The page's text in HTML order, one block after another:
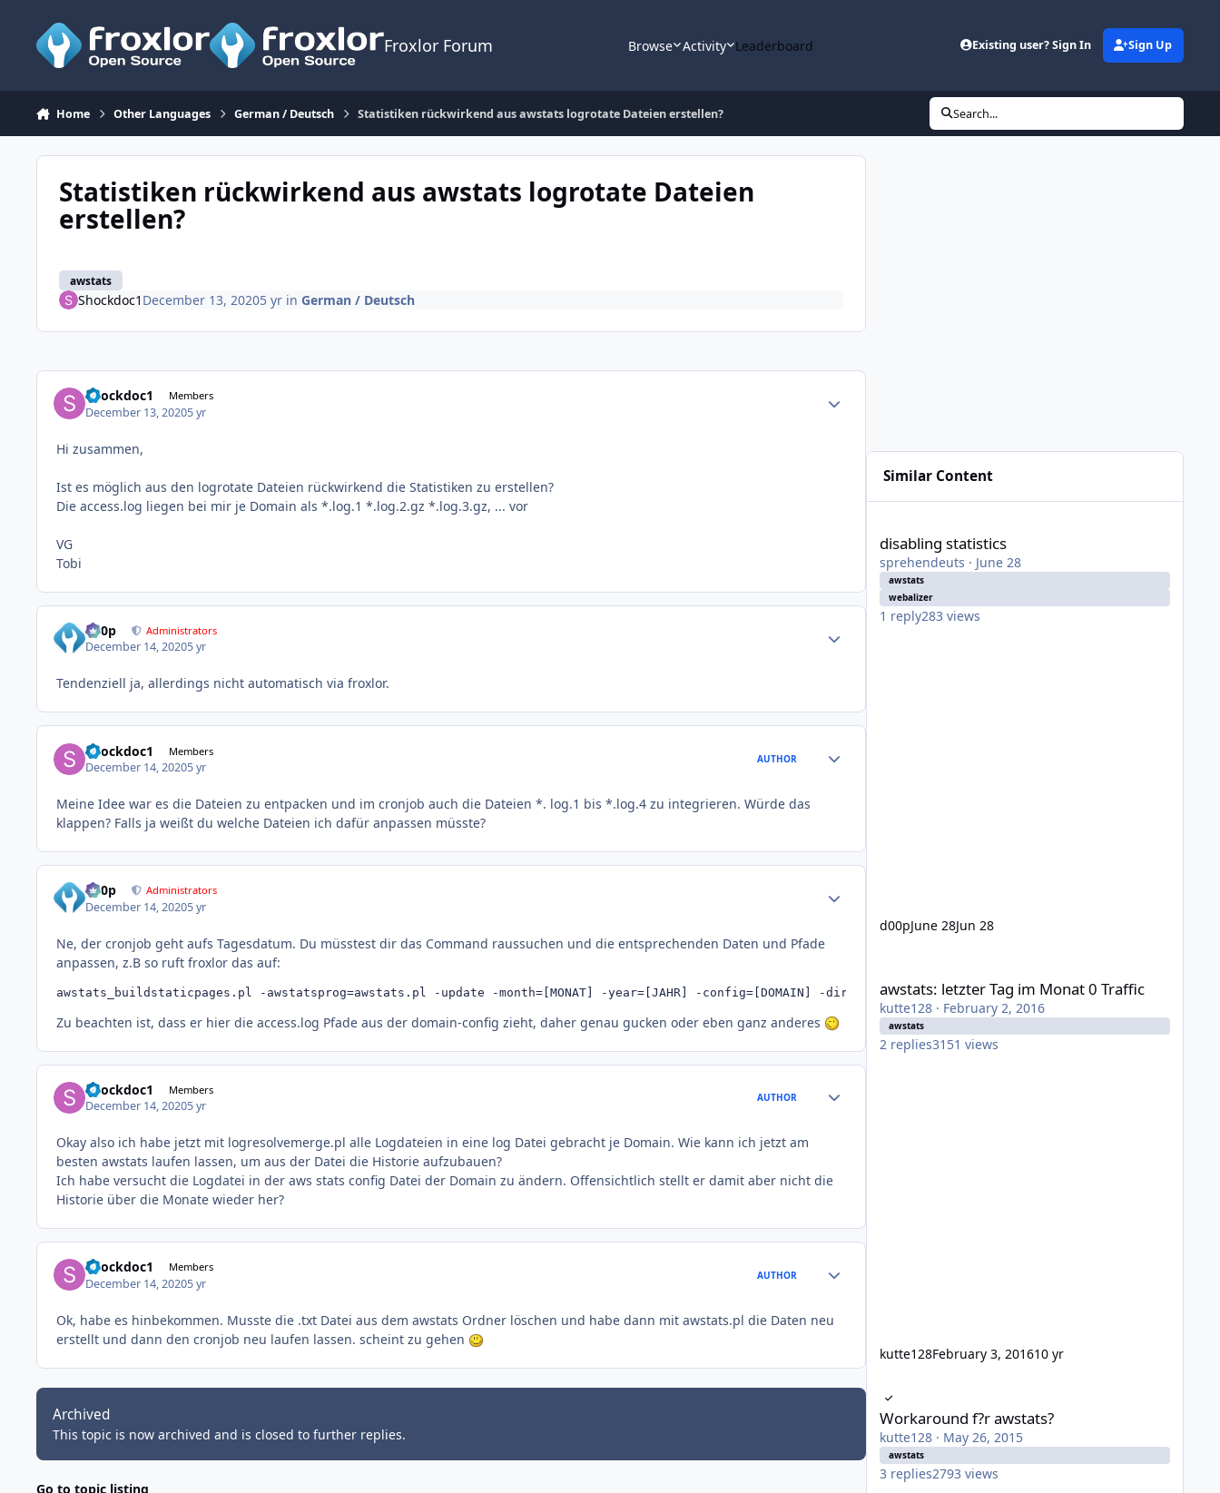
Froxlor Forum Browse Activity Leaderboard Existing user? Sign In Sign Up
Home Other Languages German / Deutsch Statistiken rückwirkend aus awstats logrotate Dateien erstellen? Search...
Statistiken rückwirkend aus awstats logrotate Dateien
erstellen?
awstats
Shockdoc1 December 13, 20205 yrin German / Deutsch
Shockdoc1 Members
December 13, 20205 yr
Hi zusammen,
Ist es möglich aus den logrotate Dateien rückwirkend die Statistiken zu erstellen?
Die access.log liegen bei mir je Domain als *.log.1 *.log.2.gz *.log.3.gz, ... vor
VG
Tobi
d00p Administrators
December 14, 20205 yr
Tendenziell ja, allerdings nicht automatisch via froxlor.
Shockdoc1 Members
December 14, 20205 yr
AUTHOR
Meine Idee war es die Dateien zu entpacken und im cronjob auch die Dateien *. log.1 bis *.log.4 zu integrieren. Würde das
klappen? Falls ja weißt du welche Dateien ich dafür anpassen müsste?
d00p Administrators
December 14, 20205 yr
Ne, der cronjob geht aufs Tagesdatum. Du müsstest dir das Command raussuchen und die entsprechenden Daten und Pfade
anpassen, z.B so ruft froxlor das auf:
awstats_buildstaticpages.pl -awstatsprog=awstats.pl -update -month=[MONAT] -year=[JAHR] -config=[DOMAIN] -dir=[domain-documentroot]/awstats/[DOMAIN]/[JAHR]-
Zu beachten ist, dass er hier die access.log Pfade aus der domain-config zieht, daher genau gucken oder eben ganz anderes
Shockdoc1 Members
December 14, 20205 yr
AUTHOR
Okay also ich habe jetzt mit logresolvemerge.pl alle Logdateien in eine log Datei gebracht je Domain. Wie kann ich jetzt am
besten awstats laufen lassen, um aus der Datei die Historie aufzubauen?
Ich habe versucht die Logdatei in der aws stats config Datei der Domain zu ändern. Offensichtlich stellt er damit aber nicht die
Historie über die Monate wieder her?
Shockdoc1 Members
December 14, 20205 yr
AUTHOR
Ok, habe es hinbekommen. Musste die .txt Datei aus dem awstats Ordner löschen und habe dann mit awstats.pl die Daten neu
erstellt und dann den cronjob neu laufen lassen. scheint zu gehen
Archived
This topic is now archived and is closed to further replies.
Go to topic listing
Similar Content
disabling statistics
sprehendeuts · June 28
awstats
webalizer
1 reply283 views
d00pJune 28Jun 28
awstats: letzter Tag im Monat 0 Traffic
kutte128· February 2, 2016
awstats
2 replies3151 views
kutte128February 3, 201610 yr
Workaround f?r awstats?
kutte128· May 26, 2015
awstats
3 replies2793 views